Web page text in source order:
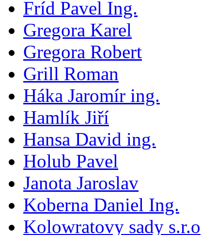
Fríd Pavel Ing.
Gregora Karel
Gregora Robert
Grill Roman
Háka Jaromír ing.
Hamlík Jiří
Hansa David ing.
Holub Pavel
Janota Jaroslav
Koberna Daniel Ing.
Kolowratovy sady s.r.o